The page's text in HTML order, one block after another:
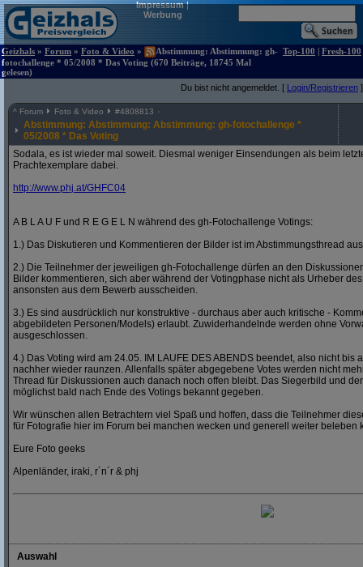
Impressum|
Werbung
Geizhals » Forum » Foto & Video »
Abstimmung: Abstimmung: gh-
fotochallenge * 05/2008 * Das Voting (670 Beiträge, 18745 Mal
gelesen)
Top-100 | Fresh-100
Du bist nicht angemeldet. [ Login/Registrieren ]
^ Forum Foto & Video #4808813
Abstimmung: Abstimmung: Abstimmung: gh-fotochallenge *
05/2008 * Das Voting
Sodala, es ist wieder mal soweit. Diesmal weniger Einsendungen als beim
Prachtexemplare dabei.
http://www.phj.at/GHFC04
A B L A U F und R E G E L N während des gh-Fotochallenge Votings:
1.) Das Diskutieren und Kommentieren der Bilder ist im Abstimmungsthread
2.) Die Teilnehmer der jeweiligen gh-Fotochallenge dürfen an den
Bilder kommentieren, sich aber während der Votingphase nicht als Urheber
ansonsten aus dem Bewerb ausscheiden.
3.) Es sind ausdrücklich nur konstruktive - durchaus aber auch kritische -
abgebildeten Personen/Models) erlaubt. Zuwiderhandelnde werden ohne
ausgeschlossen.
4.) Das Voting wird am 24.05. IM LAUFE DES ABENDS beendet, also nicht bis
nachher wieder raunzen. Allenfalls später abgegebene Votes werden nicht
Thread für Diskussionen auch danach noch offen bleibt. Das Siegerbild und
möglichst bald nach Ende des Votings bekannt gegeben.
Wir wünschen allen Betrachtern viel Spaß und hoffen, dass die Teilnehmer
für Fotografie hier im Forum bei manchen wecken und generell weiter beleben
Eure Foto geeks
Alpenländer, iraki, r´n´r & phj
Auswahl